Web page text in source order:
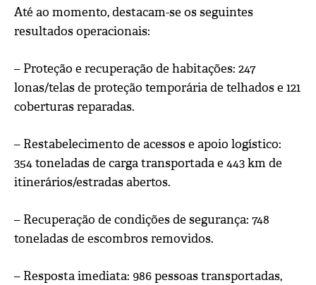
Até ao momento, destacam-se os seguintes
resultados operacionais:
– Proteção e recuperação de habitações: 247
lonas/telas de proteção temporária de telhados e 121
coberturas reparadas.
– Restabelecimento de acessos e apoio logístico:
354 toneladas de carga transportada e 443 km de
itinerários/estradas abertos.
– Recuperação de condições de segurança: 748
toneladas de escombros removidos.
– Resposta imediata: 986 pessoas transportadas,